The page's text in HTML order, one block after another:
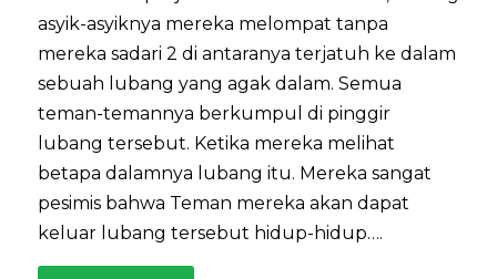
asyik-asyiknya mereka melompat tanpa
mereka sadari 2 di antaranya terjatuh ke dalam
sebuah lubang yang agak dalam. Semua
teman-temannya berkumpul di pinggir
lubang tersebut. Ketika mereka melihat
betapa dalamnya lubang itu. Mereka sangat
pesimis bahwa Teman mereka akan dapat
keluar lubang tersebut hidup-hidup….